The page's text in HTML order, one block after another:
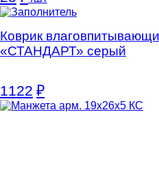
Коврик
«СТАНДАРТ» серый
1122 ₽